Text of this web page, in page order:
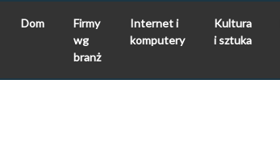
Dom
Firmy
wg
branż
Internet i
komputery
Kultura
i sztuka